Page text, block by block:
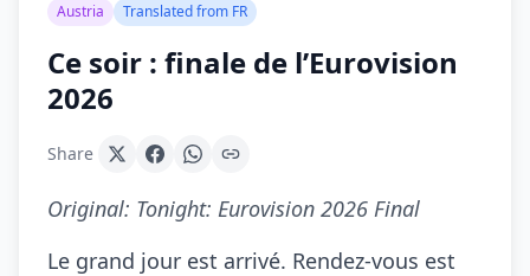
Austria Translated from FR
Ce soir : finale de l’Eurovision
2026
Share
Original: Tonight: Eurovision 2026 Final
Le grand jour est arrivé. Rendez-vous est